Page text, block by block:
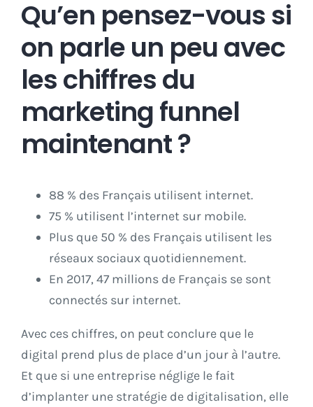
Qu’en pensez-vous si
on parle un peu avec
les chiffres du
marketing funnel
maintenant ?
88 % des Français utilisent internet.
75 % utilisent l’internet sur mobile.
Plus que 50 % des Français utilisent les
réseaux sociaux quotidiennement.
En 2017, 47 millions de Français se sont
connectés sur internet.
Avec ces chiffres, on peut conclure que le
digital prend plus de place d’un jour à l’autre.
Et que si une entreprise néglige le fait
d’implanter une stratégie de digitalisation, elle